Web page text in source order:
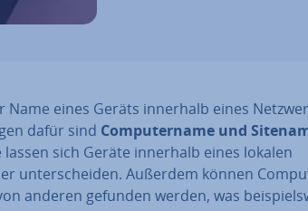
Name eines Geräts innerhalb eines
dafür sind Com­pu­ter­na­me und
sich Geräte innerhalb eines lokalen
un­ter­schei­den. Außerdem können
anderen gefunden werden, was